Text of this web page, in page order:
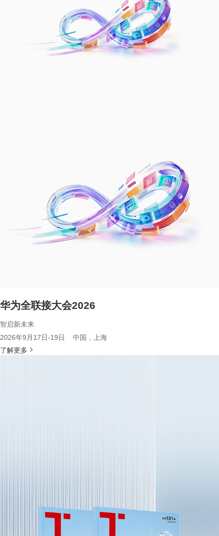
华为全联接大会2026
智启新未来
2026年9月17日-19日 中国，上海
了解更多